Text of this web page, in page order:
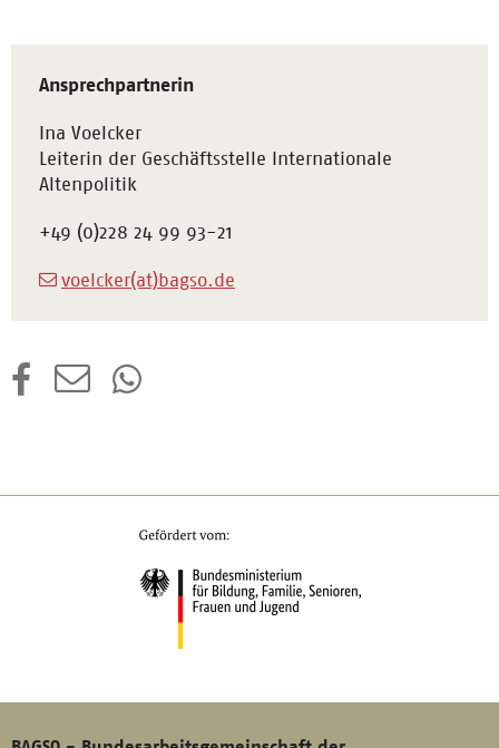
Ansprechpartnerin
Ina Voelcker
Leiterin der Geschäftsstelle Internationale
Altenpolitik
+49 (0)228 24 99 93-21
voelcker(at)bagso.de